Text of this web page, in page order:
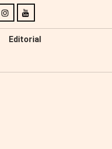
Editorial